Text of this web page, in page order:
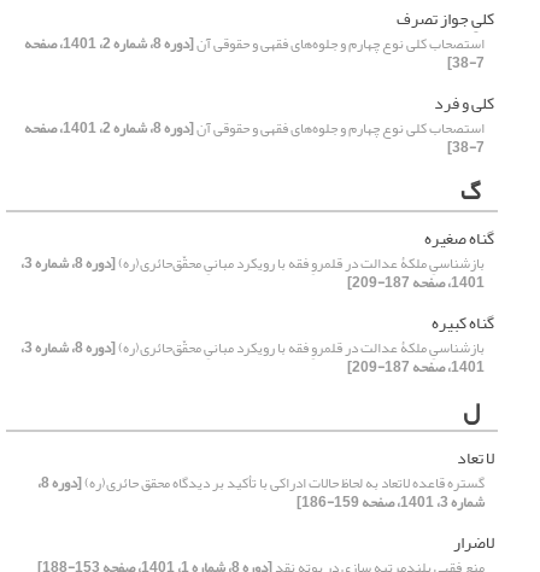
کلیِ جواز تصرف
استصحاب کلی نوع چهارم و جلوه‌های فقهی و حقوقی آن [دوره 8، شماره 2، 1401، صفحه
7-38]
کلی و فرد
استصحاب کلی نوع چهارم و جلوه‌های فقهی و حقوقی آن [دوره 8، شماره 2، 1401، صفحه
7-38]
گ
گناه صغیره
بازشناسیِ ملکۀ عدالت در قلمروِ فقه با رویکرد مبانیِ محقّق‌حائری(ره) [دوره 8، شماره 3،
1401، صفحه 187-209]
گناه کبیره
بازشناسیِ ملکۀ عدالت در قلمروِ فقه با رویکرد مبانیِ محقّق‌حائری(ره) [دوره 8، شماره 3،
1401، صفحه 187-209]
ل
لا تعاد
گستره قاعده لاتعاد به لحاظ حالات ادراکی با تأکید بر دیدگاه محقق حائری(ره) [دوره 8،
شماره 3، 1401، صفحه 159-186]
لاضرار